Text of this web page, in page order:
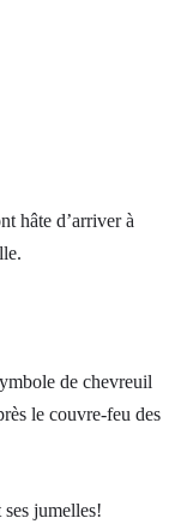
hâte d’arriver à
de chevreuil
le couvre-feu des
ses jumelles!